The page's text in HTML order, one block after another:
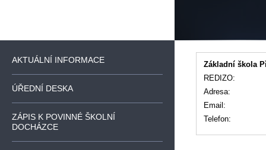
AKTUÁLNÍ INFORMACE
ÚŘEDNÍ DESKA
ZÁPIS K POVINNÉ ŠKOLNÍ
DOCHÁZCE
Základní škola
REDIZO:
Adresa:
Email:
Telefon: